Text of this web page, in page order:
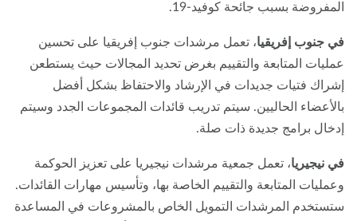
بسبب جائحة كوفيد-19.
جنوب إفريقيا، تعمل مرشدات جنوب إفريقيا على تحسين
المتابعة والتقييم بغرض تحديد المجالات حيث يستطعن
فتيات جديدات في الإرشاد والاحتفاظ بشكل أفضل
الحاليين. سيتم تدريب قائدات المجموعات الجدد وسيتم
برامج جديدة ذات صلة.
نيجيريا، تعمل جمعية مرشدات نيجيريا على تعزيز الحوكمة
المتابعة والتقييم الخاصة بها، وتأسيس مهارات القائدات.
المرشدات التمويل الخاص بالمشروعات في المساعدة